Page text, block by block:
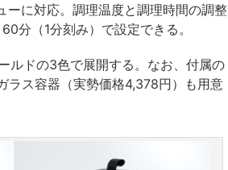
ーに対応。調理温度と調理時間の調整
（1分刻み）で設定できる。
ルドの3色で展開する。なお、付属の
ラス容器（実勢価格4,378円）も用意